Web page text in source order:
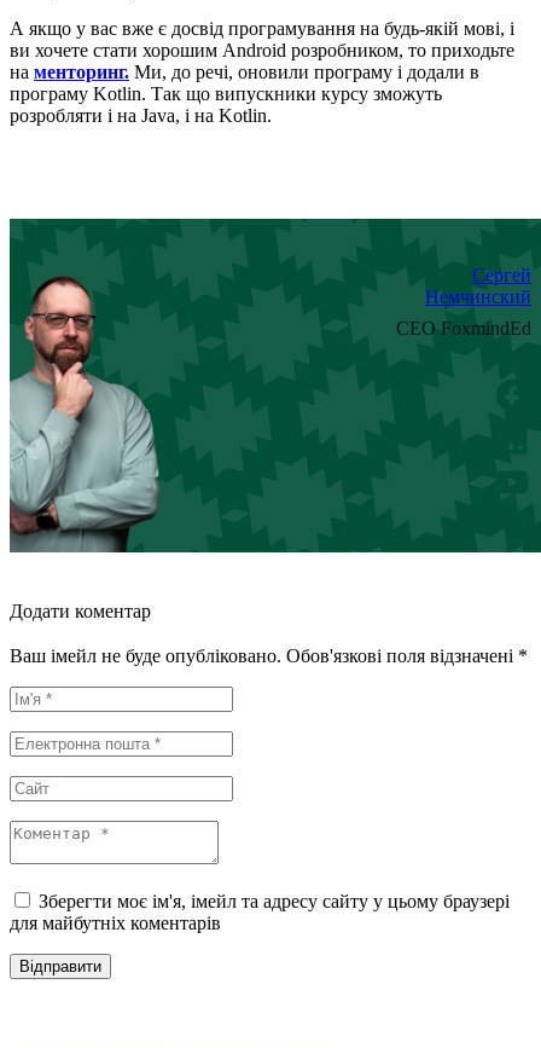
А якщо у вас вже є досвід програмування на будь-якій мові, і
ви хочете стати хорошим Android розробником, то приходьте
на менторинг. Ми, до речі, оновили програму і додали в
програму Kotlin. Так що випускники курсу зможуть
розробляти і на Java, і на Kotlin.
Сергей
Немчинский
CEO FoxmindEd
Додати коментар
Ваш імейл не буде опубліковано. Обов'язкові поля відзначені *
Зберегти моє ім'я, імейл та адресу сайту у цьому браузері
для майбутніх коментарів